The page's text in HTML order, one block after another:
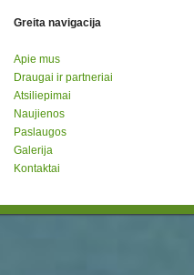
Greita navigacija
Apie mus
Draugai ir partneriai
Atsiliepimai
Naujienos
Paslaugos
Galerija
Kontaktai